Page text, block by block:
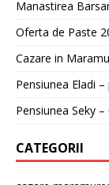
Manastirea
Oferta de Paste
Cazare in
Pensiunea Eladi
Pensiunea Seky
CATEGORII